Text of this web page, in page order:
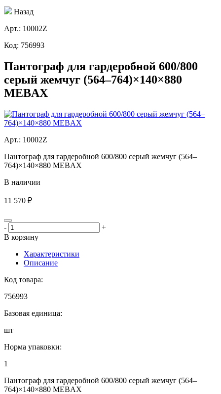
Назад
Aрт.: 10002Z
Код: 756993
Пантограф для гардеробной 600/800
серый жемчуг (564–764)×140×880
MEBAX
Aрт.: 10002Z
Пантограф для гардеробной 600/800 серый жемчуг (564–
764)×140×880 MEBAX
В наличии
11 570 ₽
-
+
В корзину
Характеристики
Описание
Код товара:
756993
Базовая единица:
шт
Норма упаковки:
1
Пантограф для гардеробной 600/800 серый жемчуг (564–
764)×140×880 MEBAX